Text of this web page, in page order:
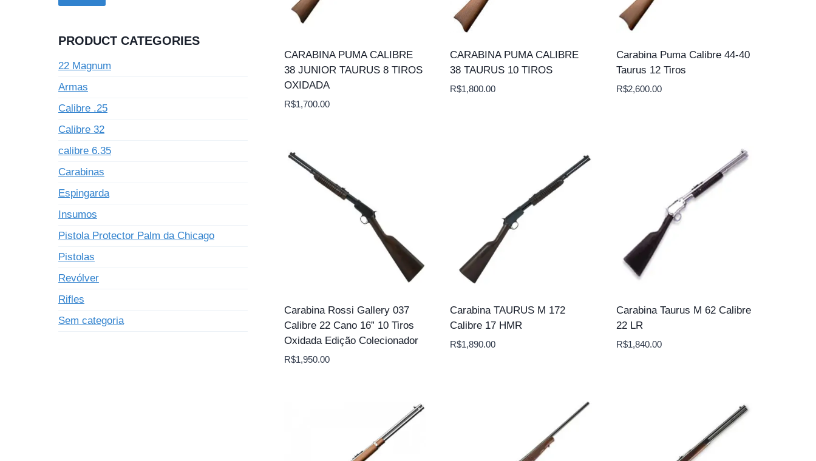
CARABINA PUMA CALIBRE
38 JUNIOR TAURUS 8 TIROS
OXIDADA
R$1,700.00
CARABINA PUMA CALIBRE
38 TAURUS 10 TIROS
R$1,800.00
Carabina Puma Calibre 44-40
Taurus 12 Tiros
R$2,600.00
Carabina Rossi Gallery 037
Calibre 22 Cano 16” 10 Tiros
Oxidada Edição Colecionador
R$1,950.00
Carabina TAURUS M 172
Calibre 17 HMR
R$1,890.00
Carabina Taurus M 62 Calibre
22 LR
R$1,840.00
PRODUCT CATEGORIES
22 Magnum
Armas
Calibre .25
Calibre 32
calibre 6.35
Carabinas
Espingarda
Insumos
Pistola Protector Palm da Chicago
Pistolas
Revólver
Rifles
Sem categoria